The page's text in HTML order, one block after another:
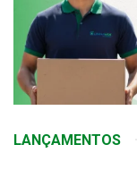
LANÇAMENTOS